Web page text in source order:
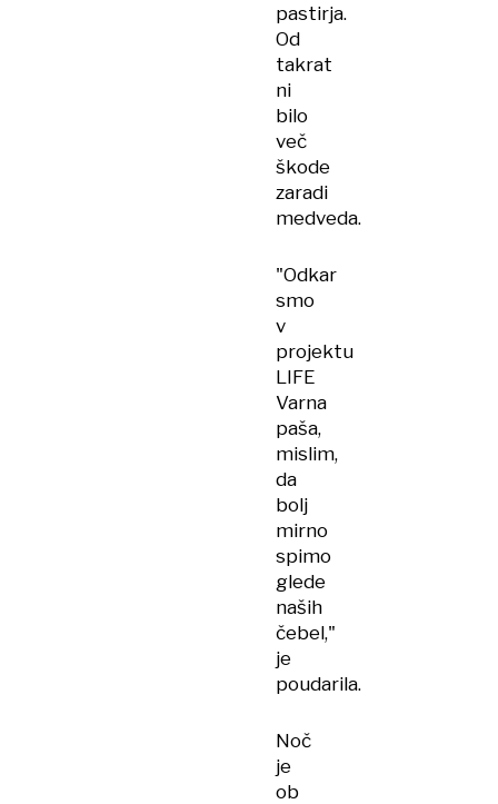
pastirja.
Od
takrat
ni
bilo
več
škode
zaradi
medveda.
"Odkar
smo
v
projektu
LIFE
Varna
paša,
mislim,
da
bolj
mirno
spimo
glede
naših
čebel,"
je
poudarila.
Noč
je
ob